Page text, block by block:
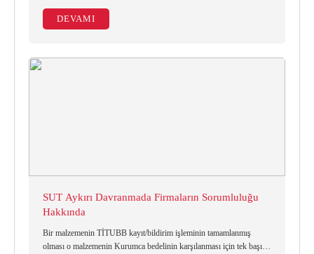
yayımlamıştır.
DEVAMI
SUT Aykırı Davranmada Firmaların Sorumluluğu
Hakkında
Bir malzemenin TİTUBB kayıt/bildirim işleminin tamamlanmış
olması o malzemenin Kurumca bedelinin karşılanması için tek başına